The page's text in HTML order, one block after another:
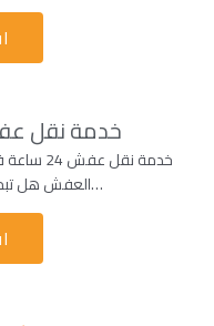
خدمة نقل عفش 24 ساعة
خدمة
العفش هل تبحث عن خدمة نقل عفش 24…